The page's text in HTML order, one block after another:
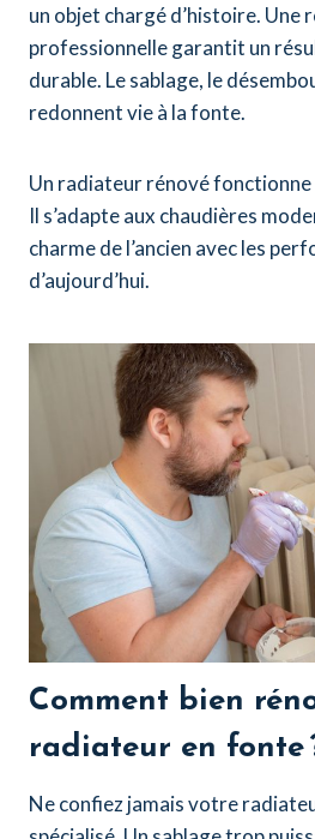
un objet chargé d’histoire. Une
professionnelle garantit un
durable. Le sablage, le
redonnent vie à la fonte.
Un radiateur rénové fonctionne
Il s’adapte aux chaudières
charme de l’ancien avec les
d’aujourd’hui.
Comment bien
radiateur en fonte
Ne confiez jamais votre